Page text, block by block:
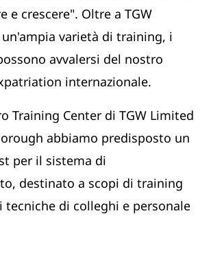
e crescere". Oltre a TGW
un'ampia varietà di training, i
avvalersi del nostro
internazionale.
Training Center di TGW Limited
abbiamo predisposto un
per il sistema di
destinato a scopi di training
tecniche di colleghi e personale